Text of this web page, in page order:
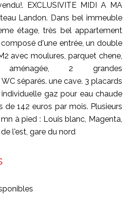
EXCLUSIVITE MIDI A MA
Landon. Dans bel immeuble
étage, très bel appartement
d'une entrée, un double
avec moulures, parquet chene,
aménagée, 2 grandes
séparés. une cave. 3 placards
gaz pour eau chaude
de 142 euros par mois. Plusieurs
à pied : Louis blanc, Magenta,
l'est, gare du nord